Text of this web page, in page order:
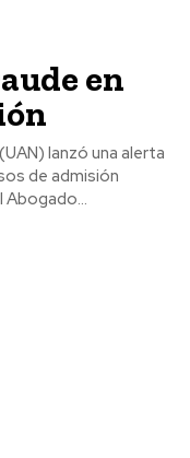
en
lanzó una alerta
de admisión
Abogado...